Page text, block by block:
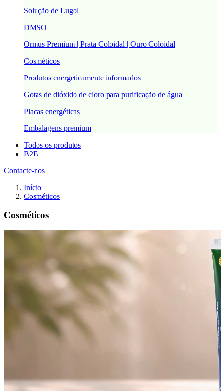
Solução de Lugol
DMSO
Ormus Premium | Prata Coloidal | Ouro Coloidal
Cosméticos
Produtos energeticamente informados
Gotas de dióxido de cloro para purificação de água
Placas energéticas
Embalagens premium
Todos os produtos
B2B
Contacte-nos
Início
Cosméticos
Cosméticos